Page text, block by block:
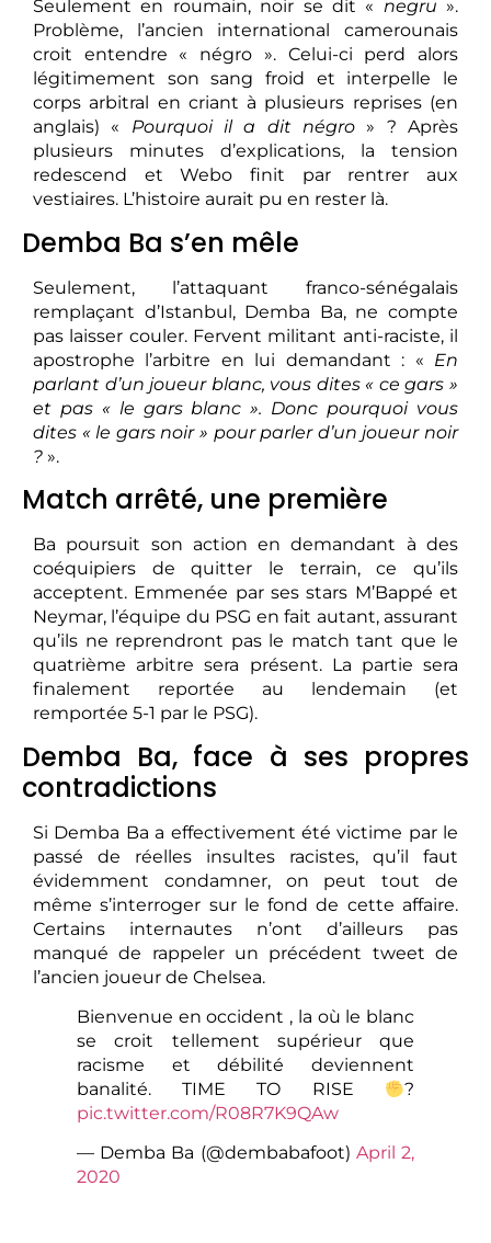
Seulement en roumain, noir se dit « negru ».
Problème, l’ancien international camerounais
croit entendre « négro ». Celui-ci perd alors
légitimement son sang froid et interpelle le
corps arbitral en criant à plusieurs reprises (en
anglais) « Pourquoi il a dit négro » ? Après
plusieurs minutes d’explications, la tension
redescend et Webo finit par rentrer aux
vestiaires. L’histoire aurait pu en rester là.
Demba Ba s’en mêle
Seulement, l’attaquant franco-sénégalais
remplaçant d’Istanbul, Demba Ba, ne compte
pas laisser couler. Fervent militant anti-raciste, il
apostrophe l’arbitre en lui demandant : « En
parlant d’un joueur blanc, vous dites « ce gars »
et pas « le gars blanc ». Donc pourquoi vous
dites « le gars noir » pour parler d’un joueur noir
? ».
Match arrêté, une première
Ba poursuit son action en demandant à des
coéquipiers de quitter le terrain, ce qu’ils
acceptent. Emmenée par ses stars M’Bappé et
Neymar, l’équipe du PSG en fait autant, assurant
qu’ils ne reprendront pas le match tant que le
quatrième arbitre sera présent. La partie sera
finalement reportée au lendemain (et
remportée 5-1 par le PSG).
Demba Ba, face à ses propres
contradictions
Si Demba Ba a effectivement été victime par le
passé de réelles insultes racistes, qu’il faut
évidemment condamner, on peut tout de
même s’interroger sur le fond de cette affaire.
Certains internautes n’ont d’ailleurs pas
manqué de rappeler un précédent tweet de
l’ancien joueur de Chelsea.
Bienvenue en occident , la où le blanc
se croit tellement supérieur que
racisme et débilité deviennent
banalité. TIME TO RISE
?
pic.twitter.com/R08R7K9QAw
— Demba Ba (@dembabafoot) April 2,
2020